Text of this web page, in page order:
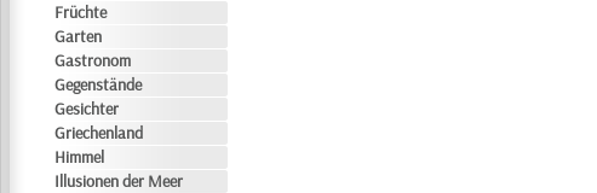
Früchte
Garten
Gastronom
Gegenstände
Gesichter
Griechenland
Himmel
Illusionen der Meer